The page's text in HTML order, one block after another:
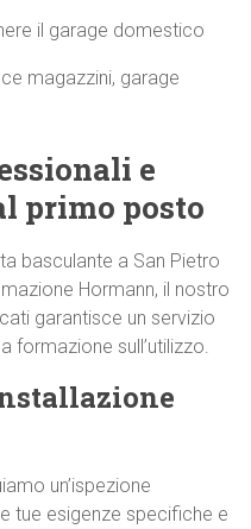
il garage domestico
magazzini, garage
e
primo posto
basculante a San Pietro
Hormann, il nostro
garantisce un servizio
formazione sull’utilizzo.
un’ispezione
tue esigenze specifiche e